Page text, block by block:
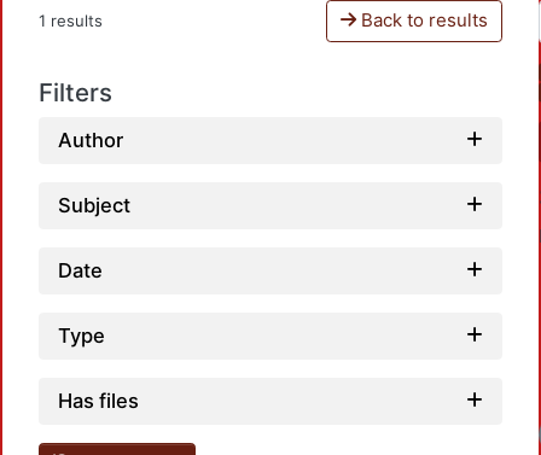
1 results Back to results
Filters
Author
Subject
Date
Type
Has files